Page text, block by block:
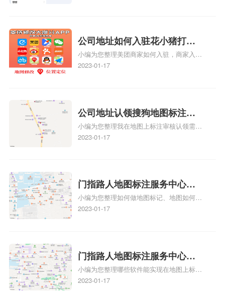
位置，增加商户被发现的机会。方便客户导
航：地图标注可以帮助客户更容易地找到商
户的实际位置。特别是对于新客户或不熟悉
该地区的客户来说，地图标注可以提供明确
图标注服务中心面的存在。对于一些客户来
说，实体指路人地
公司地址如何入驻花小猪打车
地图标记？指路人地图标注服
务中心铺如何入驻花小猪打车
小编为您整理美团商家如何入驻，商家入驻
教程、商家如何入驻地图、如何入驻地:、
2023-01-17
公司地址认领搜狗地图标注多
久审核？公司地址认领地图标
注多久审核？
小编为您整理我在地图上标注审核认领需要
多久、我在地图上标注审核认领需要多久
情可查看下方正文！
2023-01-17
门指路人地图标注服务中心如
何做花小猪打车地图位置标
记？门指路人地图标注服务中
小编为您整理如何做地图标记、地图如何做
标记、so搜街景中如何做标记、360e启花贷
关地图标注知识，详情可查看下方正文！
2023-01-17
门指路人地图标注服务中心地
图位置地址标记？门指路人地
图标注服务中心苹果地图位置
小编为您整理哪些软件能实现在地图上标记
门指路人地图标注服务中心位置、门指路人
2023-01-17